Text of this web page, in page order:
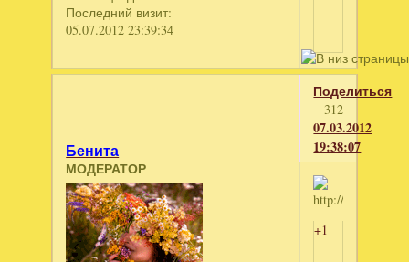
Последний визит:
05.07.2012 23:39:34
Поделиться
312
07.03.2012
19:38:07
Бенита
МОДЕРАТОР
+1